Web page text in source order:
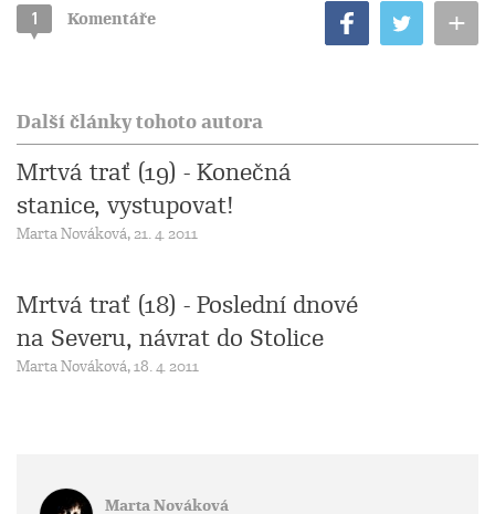
1 Komentáře +
Další články tohoto autora
Mrtvá trať (19) - Konečná
stanice, vystupovat!
Marta Nováková, 21. 4. 2011
Mrtvá trať (18) - Poslední dnové
na Severu, návrat do Stolice
Marta Nováková, 18. 4. 2011
Marta Nováková